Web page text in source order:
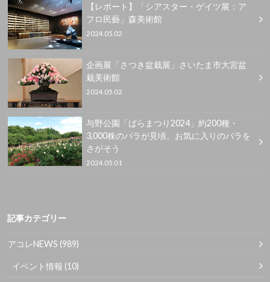
【レポート】「シアスター・ゲイツ展：ア
フロ民藝」森美術館
2024.05.02
企画展「さつき盆栽展」さいたま市大宮盆
栽美術館
2024.05.02
与野公園「ばらまつり2024」約200種・
3,000株のバラが見頃。お気に入りのバラを
さがそう
2024.05.01
記事カテゴリー
アコレNEWS (989)
イベント情報 (10)